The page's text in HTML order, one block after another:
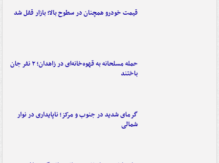
قیمت خودرو همچنان در سطوح بالا؛ بازار قفل شد
حمله مسلحانه به قهوه‌خانه‌ای در زاهدان؛ ۲ نفر جان
باختند
گرمای شدید در جنوب و مرکز؛ ناپایداری در نوار
شمالی